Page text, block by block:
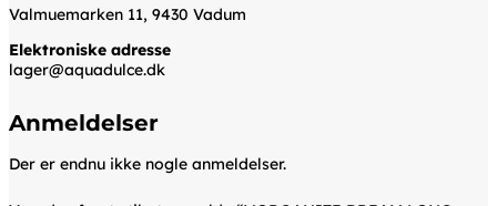
Valmuemarken 11, 9430 Vadum
Elektroniske adresse
lager@aquadulce.dk
Anmeldelser
Der er endnu ikke nogle anmeldelser.